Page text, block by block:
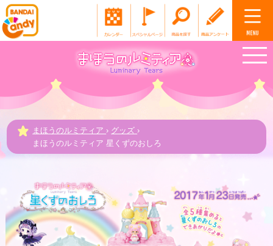
まほうのルミティア › グッズ ›
まほうのルミティア 星くずのおしろ